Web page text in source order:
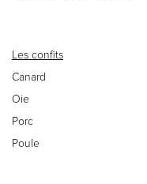
Les confits
Canard
Oie
Porc
Poule